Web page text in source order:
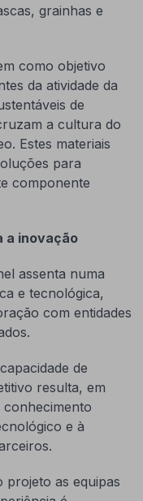
grainhas e
como objetivo
da atividade da
de
a cultura do
Estes materiais
para
componente
a inovação
assenta numa
e tecnológica,
com entidades
de
resulta, em
conhecimento
e à
projeto as equipas